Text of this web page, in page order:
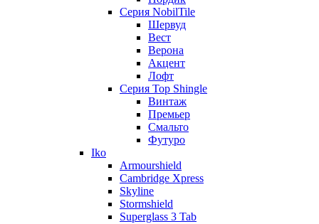
Серия NobilTile
Шервуд
Вест
Верона
Акцент
Лофт
Серия Top Shingle
Винтаж
Премьер
Смальто
Футуро
Iko
Armourshield
Cambridge Xpress
Skyline
Stormshield
Superglass 3 Tab